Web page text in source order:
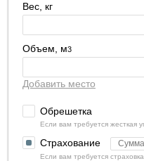
Вес, кг
Объем, м3
Добавить место
Обрешетка
Если вам требуется жесткая
Страхование
Если вам требуется